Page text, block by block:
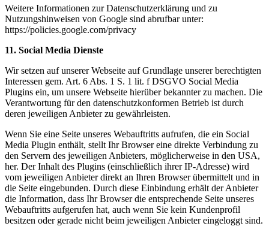
Weitere Informationen zur Datenschutzerklärung und zu
Nutzungshinweisen von Google sind abrufbar unter:
https://policies.google.com/privacy
11. Social Media Dienste
Wir setzen auf unserer Webseite auf Grundlage unserer berechtigten
Interessen gem. Art. 6 Abs. 1 S. 1 lit. f DSGVO Social Media
Plugins ein, um unsere Webseite hierüber bekannter zu machen. Die
Verantwortung für den datenschutzkonformen Betrieb ist durch
deren jeweiligen Anbieter zu gewährleisten.
Wenn Sie eine Seite unseres Webauftritts aufrufen, die ein Social
Media Plugin enthält, stellt Ihr Browser eine direkte Verbindung zu
den Servern des jeweiligen Anbieters, möglicherweise in den USA,
her. Der Inhalt des Plugins (einschließlich ihrer IP-Adresse) wird
vom jeweiligen Anbieter direkt an Ihren Browser übermittelt und in
die Seite eingebunden. Durch diese Einbindung erhält der Anbieter
die Information, dass Ihr Browser die entsprechende Seite unseres
Webauftritts aufgerufen hat, auch wenn Sie kein Kundenprofil
besitzen oder gerade nicht beim jeweiligen Anbieter eingeloggt sind.